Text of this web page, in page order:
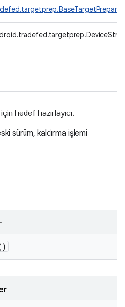
hedef hazırlayıcı.
sürüm, kaldırma işlemi
()